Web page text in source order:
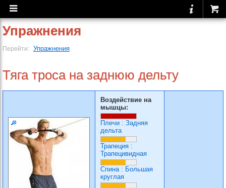
Упражнения
Перейти: Упражнения
Тяга троса на заднюю дельту
Воздействие на
мышцы:
Плечи : Задняя
дельта
Трапеция :
Трапецивидная
Спина: Большая
круглая